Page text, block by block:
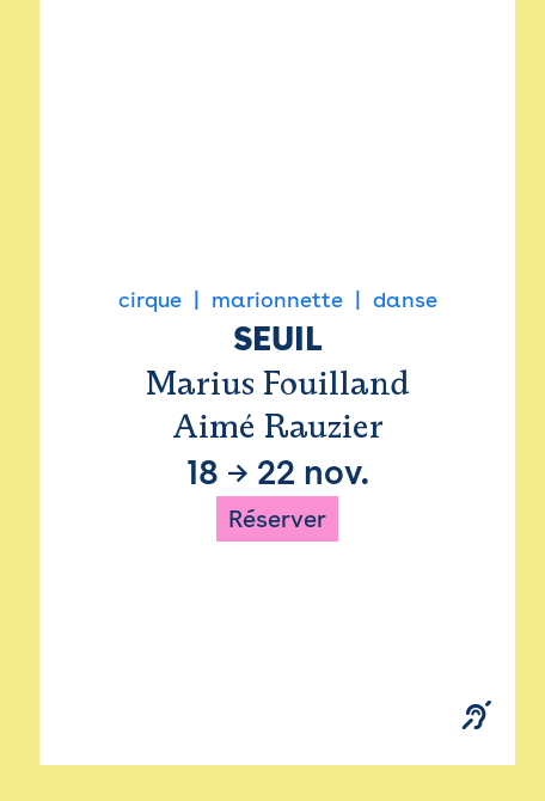
cirque marionnette danse
SEUIL
Marius Fouilland
Aimé Rauzier
18 → 22 nov.
Réserver